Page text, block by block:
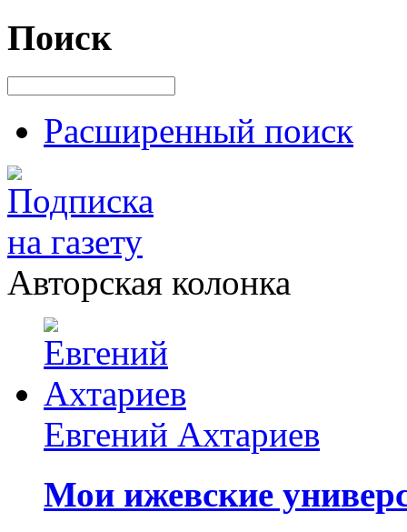
Поиск
Расширенный поиск
Авторская колонка
Евгений Ахтариев
Мои ижевские